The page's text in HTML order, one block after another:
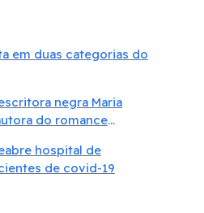
em duas categorias do
negra Maria
do romance
hospital de
de covid-19